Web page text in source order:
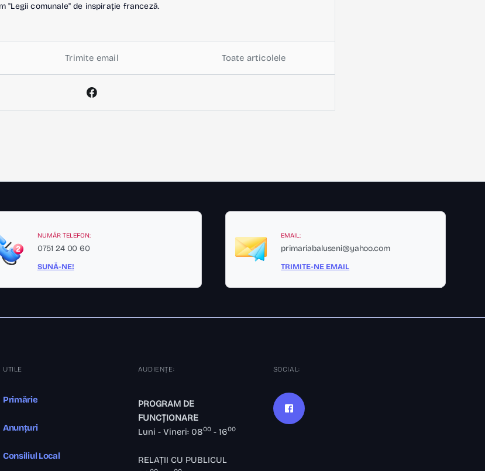
"Legii comunale" de inspirație franceză.
Trimite email Toate articolele
NUMĂR TELEFON:
0751 24 00 60
SUNĂ-NE!
EMAIL:
primariabaluseni@yahoo.com
TRIMITE-NE EMAIL
UTILE
Primărie
Anunțuri
Consiliul Local
AUDIENȚE:
PROGRAM DE
FUNCȚIONARE
Luni - Vineri: 0800- 1600
RELAȚII CU PUBLICUL
SOCIAL: